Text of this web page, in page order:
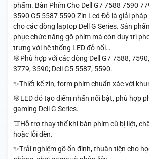
phẩm. Bàn Phím Cho Dell G7 7588 7590
3590 G5 5587 5590 Zin Led Đỏ là giải
cho các dòng laptop Dell G Series. Sản
phục chức năng gõ phím mà còn duy trì
trưng với hệ thống LED đỏ nổi…
🎯Phù hợp với các dòng Dell G7 7588,
3779, 3590; Dell G5 5587, 5590.
✨Thiết kế zin, form phím chuẩn xác với
🎯LED đỏ tạo điểm nhấn nổi bật, phù hợp
gaming Dell G Series.
⌨️Hỗ trợ thay thế khi bàn phím cũ bị liệt,
hoặc lỗi đèn.
✨Trải nghiệm gõ ổn định, thuận tiện cho